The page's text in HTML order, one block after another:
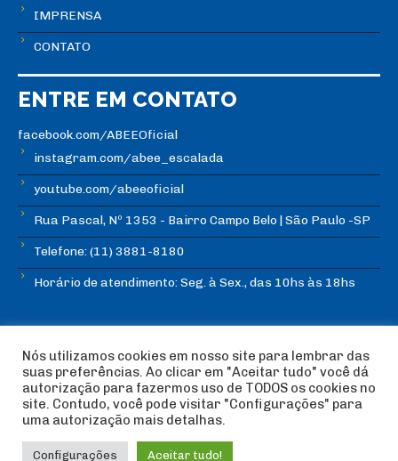
IMPRENSA
CONTATO
ENTRE EM CONTATO
facebook.com/ABEEOficial
instagram.com/abee_escalada
youtube.com/abeeoficial
Rua Pascal, Nº 1353 - Bairro Campo Belo | São Paulo -SP
Telefone: (11) 3881-8180
Horário de atendimento: Seg. à Sex., das 10hs às 18hs
© Copyright ABEE | Associação Brasileira de Escalada
Esportiva 2018 | Design:
Imagética Design
Nós utilizamos cookies em nosso site para lembrar das
suas preferências. Ao clicar em "Aceitar tudo" você dá
autorização para fazermos uso de TODOS os cookies no
site. Contudo, você pode visitar "Configurações" para
uma autorização mais detalhas.
Configurações Aceitar tudo!